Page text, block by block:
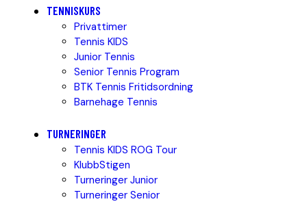
TENNISKURS
Privattimer
Tennis KIDS
Junior Tennis
Senior Tennis Program
BTK Tennis Fritidsordning
Barnehage Tennis
TURNERINGER
Tennis KIDS ROG Tour
KlubbStigen
Turneringer Junior
Turneringer Senior